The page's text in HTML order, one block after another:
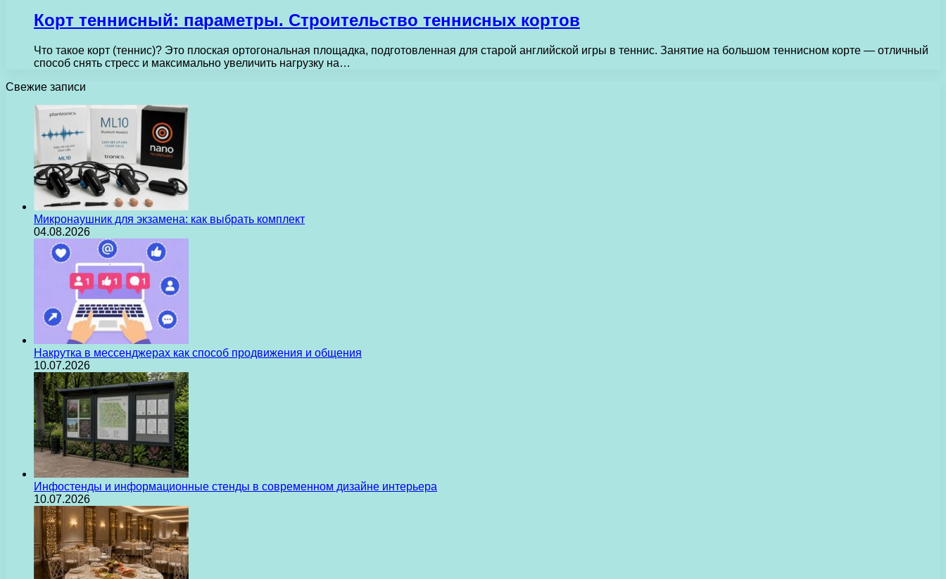
Корт теннисный: параметры. Строительство теннисных кортов
Что такое корт (теннис)? Это плоская ортогональная площадка, подготовленная для старой английской игры в теннис. Занятие на большом теннисном корте — отличный
способ снять стресс и максимально увеличить нагрузку на…
Свежие записи
Микронаушник для экзамена: как выбрать комплект
04.08.2026
Накрутка в мессенджерах как способ продвижения и общения
10.07.2026
Инфостенды и информационные стенды в современном дизайне интерьера
10.07.2026